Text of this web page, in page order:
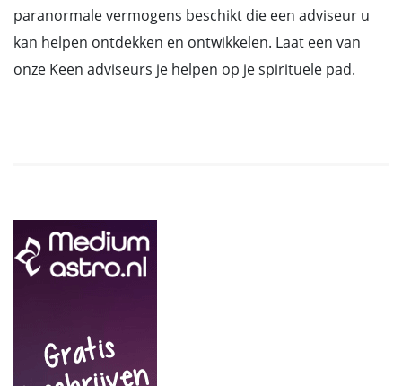
paranormale vermogens beschikt die een adviseur u
kan helpen ontdekken en ontwikkelen. Laat een van
onze Keen adviseurs je helpen op je spirituele pad.